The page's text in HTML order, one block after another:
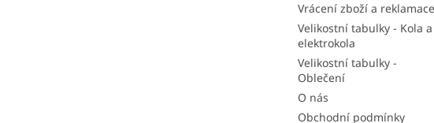
Vrácení zboží a reklamace
Velikostní tabulky - Kola a
elektrokola
Velikostní tabulky -
Oblečení
O nás
Obchodní podmínky